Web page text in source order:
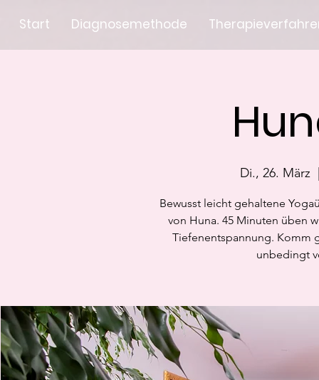
Start Diagnosemethode
Di., 26. März
Bewusst leicht gehaltene
von Huna. 45 Minuten üben
Tiefenentspannung. Komm
unbedingt